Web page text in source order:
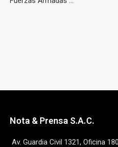
Nota & Prensa S.A.C.
Av. Guardia Civil 1321, Oficina